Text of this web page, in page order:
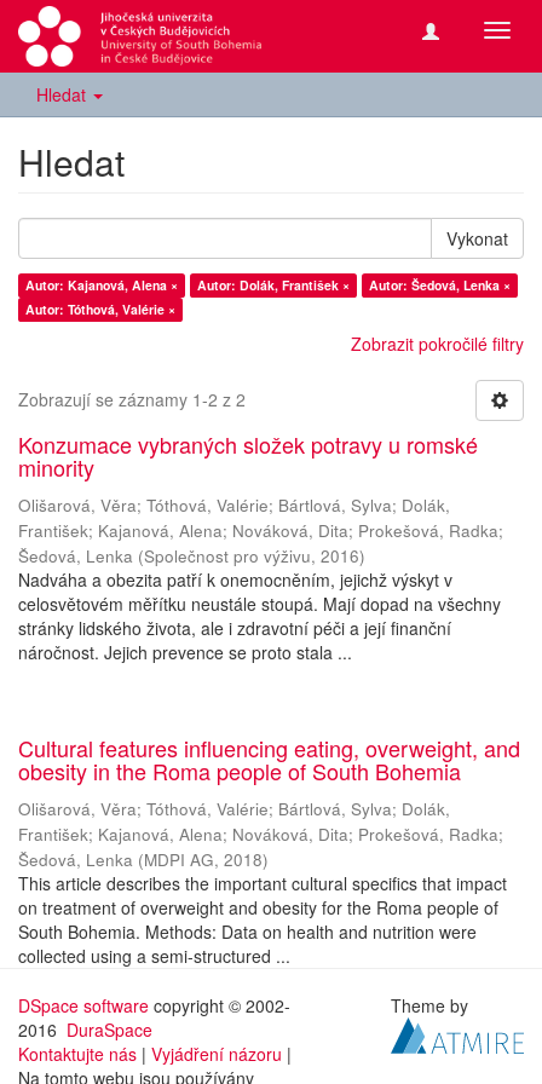
Hledat
Hledat
Vykonat
Autor: Kajanová, Alena × Autor: Dolák, František ×
Autor: Šedová, Lenka ×
Autor: Tóthová, Valérie ×
Zobrazit pokročilé filtry
Zobrazují se záznamy 1-2 z 2
Konzumace vybraných složek potravy u romské
minority
Olišarová, Věra; Tóthová, Valérie; Bártlová, Sylva; Dolák,
František; Kajanová, Alena; Nováková, Dita; Prokešová, Radka;
Šedová, Lenka (Společnost pro výživu, 2016)
Nadváha a obezita patří k onemocněním, jejichž výskyt v
celosvětovém měřítku neustále stoupá. Mají dopad na všechny
stránky lidského života, ale i zdravotní péči a její finanční
náročnost. Jejich prevence se proto stala ...
Cultural features influencing eating, overweight, and
obesity in the Roma people of South Bohemia
Olišarová, Věra; Tóthová, Valérie; Bártlová, Sylva; Dolák,
František; Kajanová, Alena; Nováková, Dita; Prokešová, Radka;
Šedová, Lenka (MDPI AG, 2018)
This article describes the important cultural specifics that impact
on treatment of overweight and obesity for the Roma people of
South Bohemia. Methods: Data on health and nutrition were
collected using a semi-structured ...
DSpace software copyright © 2002-
2016 DuraSpace
Kontaktujte nás | Vyjádření názoru |
Na tomto webu jsou používány
Theme by